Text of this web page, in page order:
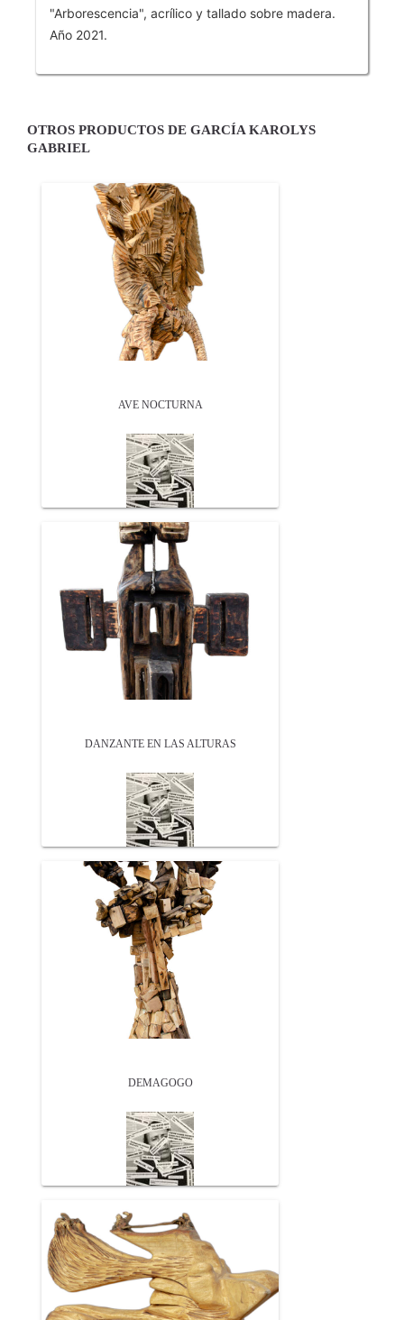
"Arborescencia", acrílico y tallado sobre madera.
Año 2021.
OTROS PRODUCTOS DE GARCÍA KAROLYS
GABRIEL
AVE NOCTURNA
DANZANTE EN LAS ALTURAS
DEMAGOGO